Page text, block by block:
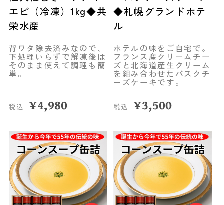
エビ（冷凍）1kg◆共
栄水産
背ワタ除去済みなので、
下処理いらずで解凍後は
そのまま使えて調理も簡
単。
税込 ¥4,980
◆札幌グランドホテ
ル
ホテルの味をご自宅で。
フランス産クリームチー
ズと北海道産生クリーム
を組み合わせたバスクチ
ーズケーキです。
税込 ¥3,500